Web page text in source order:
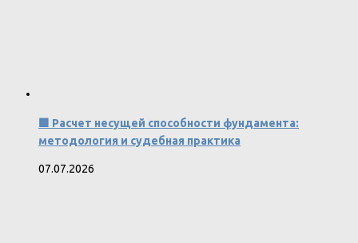
🟩 Расчет несущей способности фундамента:
методология и судебная практика
07.07.2026